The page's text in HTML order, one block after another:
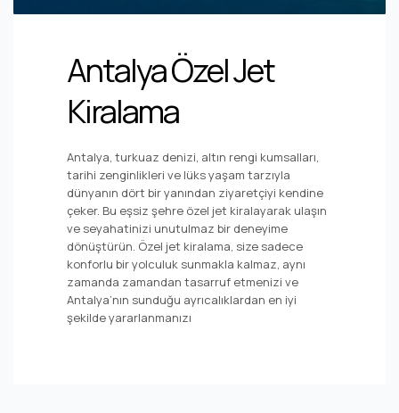
Antalya Özel Jet
Kiralama
Antalya, turkuaz denizi, altın rengi kumsalları,
tarihi zenginlikleri ve lüks yaşam tarzıyla
dünyanın dört bir yanından ziyaretçiyi kendine
çeker. Bu eşsiz şehre özel jet kiralayarak ulaşın
ve seyahatinizi unutulmaz bir deneyime
dönüştürün. Özel jet kiralama, size sadece
konforlu bir yolculuk sunmakla kalmaz, aynı
zamanda zamandan tasarruf etmenizi ve
Antalya’nın sunduğu ayrıcalıklardan en iyi
şekilde yararlanmanızı